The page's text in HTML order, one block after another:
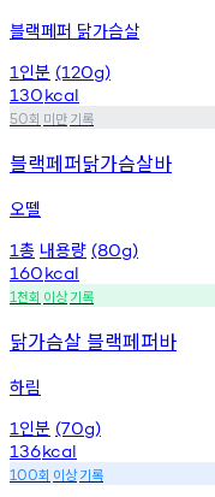
블랙페퍼 닭가슴살
1 인분 (120g)
130kcal
50회 미만기록
블랙페퍼닭가슴살바
오뗄
1총 내용량 (80g)
160kcal
1천회 이상기록
닭가슴살 블랙페퍼바
하림
1 인분 (70g)
136kcal
100회 이상기록